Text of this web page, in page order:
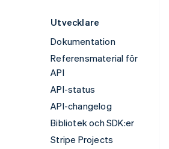
Utvecklare
Dokumentation
Referensmaterial för
API
API-status
API-changelog
Bibliotek och SDK:er
Stripe Projects